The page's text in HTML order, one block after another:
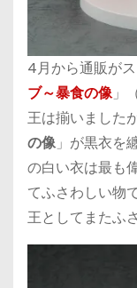
4月から通販が
ブ～暴食の像」
王は揃いました
の像 」が黒衣
の白い衣は最も
てふさわしい物
王としてまたふ